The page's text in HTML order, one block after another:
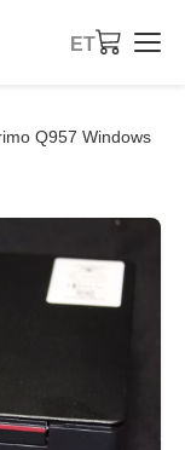
ET
Q957 Windows